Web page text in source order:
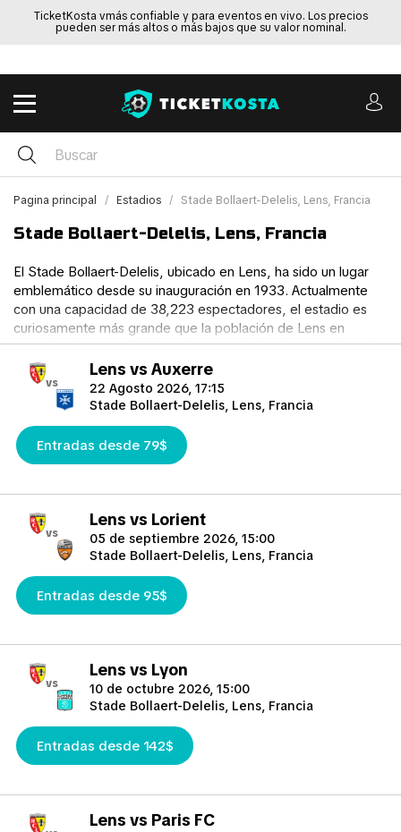
TicketKosta vmás confiable y para eventos en vivo. Los precios
pueden ser más altos o más bajos que su valor nominal.
Pagina principal Estadios Stade Bollaert-Delelis, Lens, Francia
Stade Bollaert-Delelis, Lens, Francia
El Stade Bollaert-Delelis, ubicado en Lens, ha sido un lugar
emblemático desde su inauguración en 1933. Actualmente
con una capacidad de 38,223 espectadores, el estadio es
curiosamente más grande que la población de Lens en
aproximadamente 7,000 habitantes. Sirviendo como la sede
del equipo de la Ligue 1, Lens, el estadio debe su nombre a
Félix Bollaert, un director de la Compagnie des Mines de
Lens que desempeñó un papel crucial en el fomento de los
clubes deportivos en la ciudad, y a André Delelis, un
exalcalde de Lens.
gradas distintas dedicadas a personas significativas para el
club o la ciudad: Henri Trannin, Tony Marek, Elle Delacourt y
Max Lepagnot. Más allá de los partidos de Lens, el Stade
Bollaert-Delelis ha sido sede de varios torneos
internacionales, incluyendo partidos durante los
Campeonatos Europeos de 1984 y 2016, la Copa del Mundo
de 1998 y las Copas del Mundo de Rugby de 1999 y 2007,
histórico.
vs
Lens vs Auxerre
22 Agosto 2026, 17:15
Stade Bollaert-Delelis, Lens, Francia
Entradas desde 79$
vs
Lens vs Lorient
05 de septiembre 2026, 15:00
Stade Bollaert-Delelis, Lens, Francia
Entradas desde 95$
vs
Lens vs Lyon
10 de octubre 2026, 15:00
Stade Bollaert-Delelis, Lens, Francia
Entradas desde 142$
Lens vs Paris FC